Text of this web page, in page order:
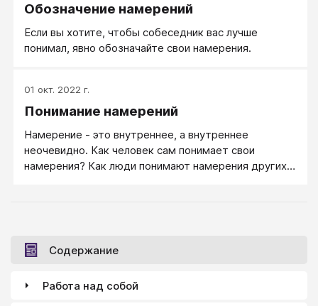
Романтики не имеют прописанных целей в
сроки) - Романтики любят мечты и поиск призвания.
Мечты всегда красивее планов, а призвание искать
Обозначение намерений
Если вы хотите, чтобы собеседник вас лучше
понимал, явно обозначайте свои намерения.
01 окт. 2022 г.
Понимание намерений
Намерение - это внутреннее, а внутреннее
неочевидно. Как человек сам понимает свои
намерения? Как люди понимают намерения других
(неудачным) поступкам, а по (благим) намерениям,
в то же время намерения других видеть через
намерениям, а по (дурным) поступкам. Смотри
Содержание
Работа над собой